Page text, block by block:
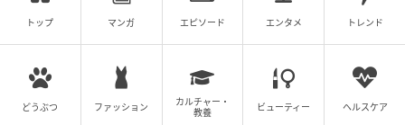
紅茶やハーブティーもあるが、コーヒーが飲みたけれ
ば、「すぐお隣においしいお店がありますよ」と、隣
に並ぶ自家焙煎コーヒーを出すお店を案内するそう。
Minori Bakeの焼き菓子をテイクアウトして、お隣でコ
トップ マンガ エピソード エンタメ トレンド
どうぶつ ファッション
カルチャー・
教養
ビューティー ヘルスケア